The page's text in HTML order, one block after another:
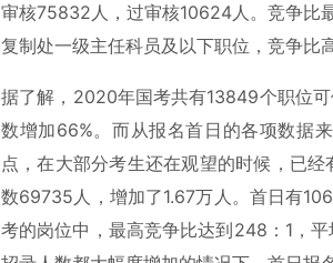
审核75832人，过审核10624人。竞争比
复制处一级主任科员及以下职位，竞争比
据了解，2020年国考共有13849个职位
数增加66%。而从报名首日的各项数据
点，在大部分考生还在观望的时候，已
数69735人，增加了1.67万人。首日有
考的岗位中，最高竞争比达到248：1，